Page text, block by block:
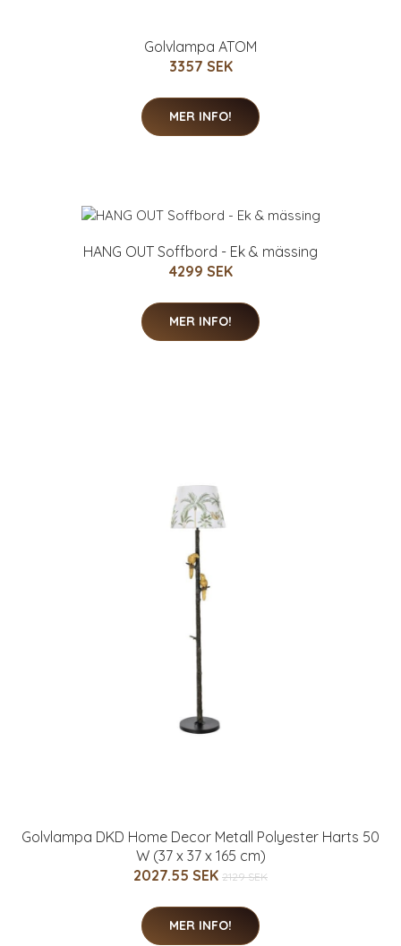
Golvlampa ATOM
3357 SEK
MER INFO!
HANG OUT Soffbord - Ek & mässing
4299 SEK
MER INFO!
Golvlampa DKD Home Decor Metall Polyester Harts 50
W (37 x 37 x 165 cm)
2027.55 SEK 2129 SEK
MER INFO!